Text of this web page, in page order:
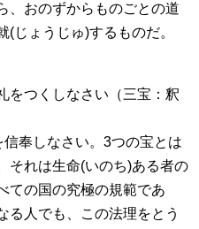
、おのずからものごとの道
じょうじゅ)するものだ。
をつくしなさい（三宝：釈
奉しなさい。3つの宝とは
それは生命(いのち)ある者の
ての国の究極の規範であ
る人でも、この法理をとう